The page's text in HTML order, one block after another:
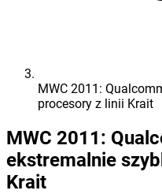
MWC 2011:
procesory z linii Krait
MWC 2011:
ekstremalnie
Krait